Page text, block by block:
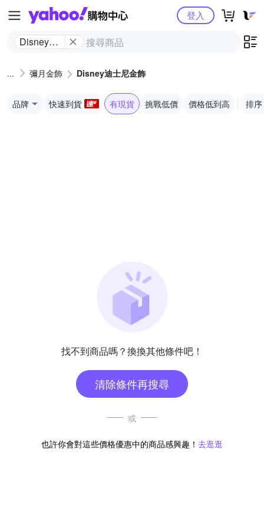
Yahoo購物中心
Disney迪
登入
彌月金飾 Disney迪士尼金飾
品牌 快速到貨 有現貨 挑戰低價 價格低到高 排序
找不到商品嗎？換換其他條件吧！
清除條件再搜尋
或
也許你會對這些價格優惠中的商品感興趣！ 去逛逛